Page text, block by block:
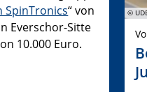
SpinTronics“ von
Everschor-Sitte
10.000 Euro.
©